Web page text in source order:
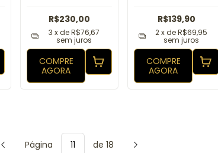
R$230,00
3 x deR$76,67
sem juros
COMPRE
AGORA
R$139,90
2x deR$69,95
sem juros
COMPRE
AGORA
Página de 18